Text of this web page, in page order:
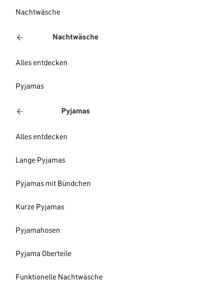
Nachtwäsche
Nachtwäsche
Alles entdecken
Pyjamas
Pyjamas
Alles entdecken
Lange Pyjamas
Pyjamas mit Bündchen
Kurze Pyjamas
Pyjamahosen
Pyjama Oberteile
Funktionelle Nachtwäsche